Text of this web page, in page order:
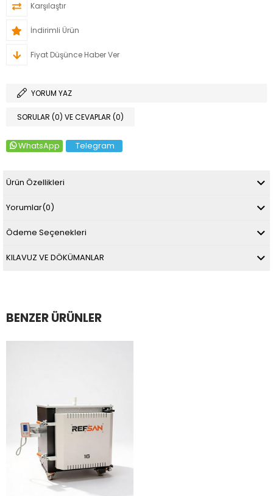
Karşılaştır
İndirimli Ürün
Fiyat Düşünce Haber Ver
YORUM YAZ
SORULAR (0) VE CEVAPLAR (0)
WhatsApp Telegram
Ürün Özellikleri
Yorumlar(0)
Ödeme Seçenekleri
KILAVUZ VE DÖKÜMANLAR
BENZER ÜRÜNLER